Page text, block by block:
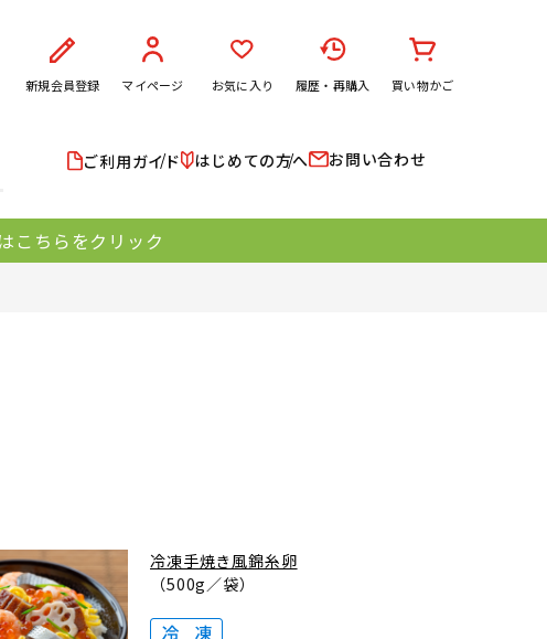
新規会員登録 マイページ お気に入り 履歴・再購入 買い物かご
ご利用ガイド はじめての方へ お問い合わせ
こちらをクリック
冷凍手焼き風錦糸卵
（500g／袋）